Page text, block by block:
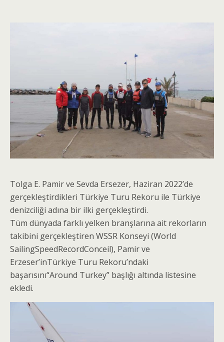
Tolga E. Pamir ve Sevda Ersezer, Haziran 2022’de
gerçekleştirdikleri Türkiye Turu Rekoru ile Türkiye
denizciliği adına bir ilki gerçekleştirdi.
Tüm dünyada farklı yelken branşlarına ait rekorların
takibini gerçekleştiren WSSR Konseyi (World
SailingSpeedRecordConceil), Pamir ve
Erzeser’inTürkiye Turu Rekoru’ndaki
başarısını“Around Turkey” başlığı altında listesine
ekledi.